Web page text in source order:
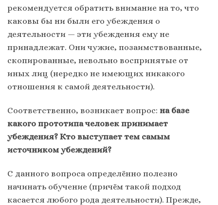
рекомендуется обратить внимание на то, что
каковы бы ни были его убеждения о
деятельности — эти убеждения ему не
принадлежат. Они чужие, позаимствованные,
скопированные, невольно воспринятые от
иных лиц (нередко не имеющих никакого
отношения к самой деятельности).
Соответственно, возникает вопрос: на базе
какого прототипа человек принимает
убеждения? Кто выступает тем самым
источником убеждений?
С данного вопроса определённо полезно
начинать обучение (причём такой подход
касается любого рода деятельности). Прежде,